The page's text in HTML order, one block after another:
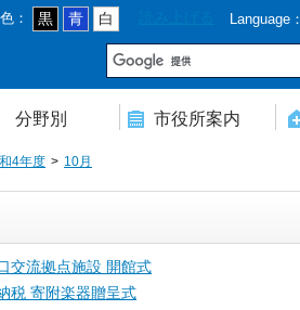
： 黒 青 白 Language：
分野別
イナンバー
後期高齢者医療
権・男女共同参画
食育
ごみ・住宅・水道
務局
通
各種計画・人事・各支所・その他
市役所案内
木等
4年度 10月
交流拠点施設 開館式
税 寄附楽器贈呈式